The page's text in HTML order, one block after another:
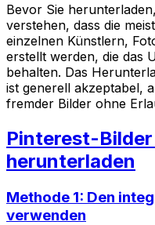
Bevor Sie
verstehen, dass die
einzelnen Künstlern,
erstellt werden, die das
behalten. Das
ist generell akzeptabel,
fremder Bilder ohne
Pinterest-
herunterladen
Methode 1: Den
verwenden